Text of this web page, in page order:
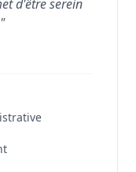
d'être serein